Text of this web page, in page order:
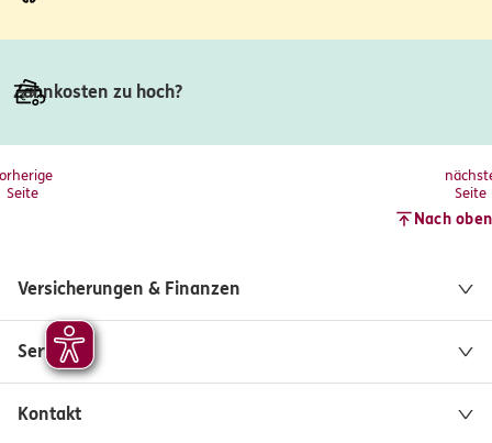
Zahnkosten zu hoch?
Seite
Seite
Nach oben
Versicherungen & Finanzen
Service
Kontakt